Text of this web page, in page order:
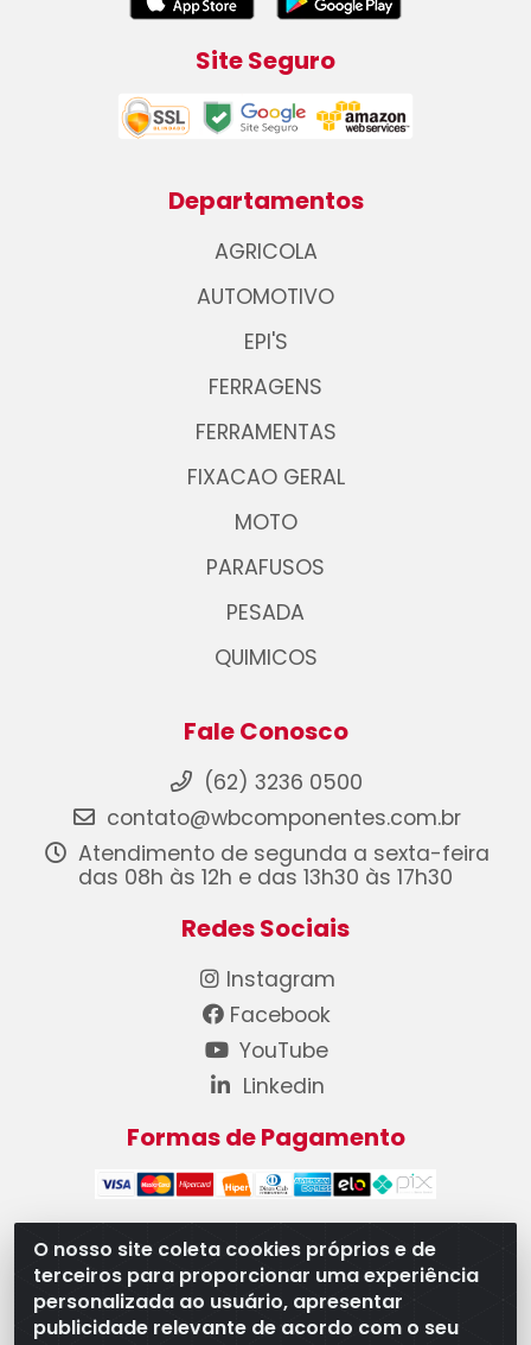
O nosso site coleta cookies próprios e de
terceiros para proporcionar uma experiência
personalizada ao usuário, apresentar
publicidade relevante de acordo com o seu
Site Seguro
Departamentos
AGRICOLA
AUTOMOTIVO
EPI'S
FERRAGENS
FERRAMENTAS
FIXACAO GERAL
MOTO
PARAFUSOS
PESADA
QUIMICOS
Fale Conosco
(62) 3236 0500
contato@wbcomponentes.com.br
Atendimento de segunda a sexta-feira
das 08h às 12h e das 13h30 às 17h30
Redes Sociais
Instagram
Facebook
YouTube
Linkedin
Formas de Pagamento
WB Componentes Automotivos LTDA - CNPJ
08.528.393/0001-12 - Rua do Níquel, 667 - Parque
Oeste Industrial, Goiânia/GO - CEP 74375-660